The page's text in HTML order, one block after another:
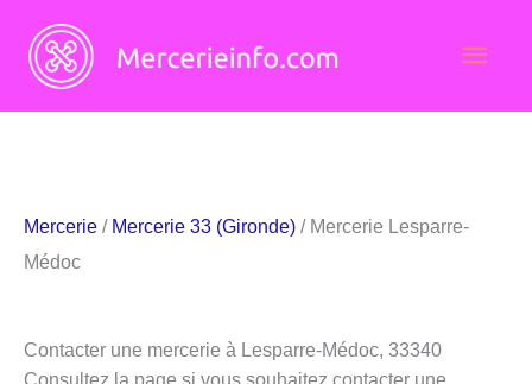
contenu
Mercerie / Mercerie 33 (Gironde) / Mercerie Lesparre-
Médoc
Contacter une mercerie à Lesparre-Médoc, 33340
Consultez la page si vous souhaitez contacter une